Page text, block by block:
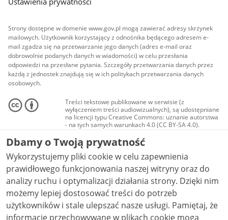
Strony dostępne w domenie www.gov.pl mogą zawierać adresy skrzynek
mailowych. Użytkownik korzystający z odnośnika będącego adresem e-
mail zgadza się na przetwarzanie jego danych (adres e-mail oraz
dobrowolnie podanych danych w wiadomości) w celu przesłania
odpowiedzi na przesłane pytania. Szczegóły przetwarzania danych przez
każdą z jednostek znajdują się w ich politykach przetwarzania danych
osobowych.
Treści tekstowe publikowane w serwisie (z
wyłączeniem treści audiowizualnych), są udostępniane
na licencji typu Creative Commons: uznanie autorstwa
- na tych samych warunkach 4.0 (CC BY-SA 4.0).
Materiały audiowizualne, w tym zdjęcia, materiały
audio i wideo, są udostępniane na licencji typu
Creative Commons: uznanie autorstwa użycie
niekomercyjne - bez utworów zależnych 4.0 (CC BY-
NC-ND 4.0), o ile nie jest to stwierdzone inaczej.
Dbamy o Twoją prywatność
Wykorzystujemy pliki cookie w celu zapewnienia
prawidłowego funkcjonowania naszej witryny oraz do
analizy ruchu i optymalizacji działania strony. Dzięki nim
możemy lepiej dostosować treści do potrzeb
użytkowników i stale ulepszać nasze usługi. Pamiętaj, że
informacje przechowywane w plikach cookie mogą